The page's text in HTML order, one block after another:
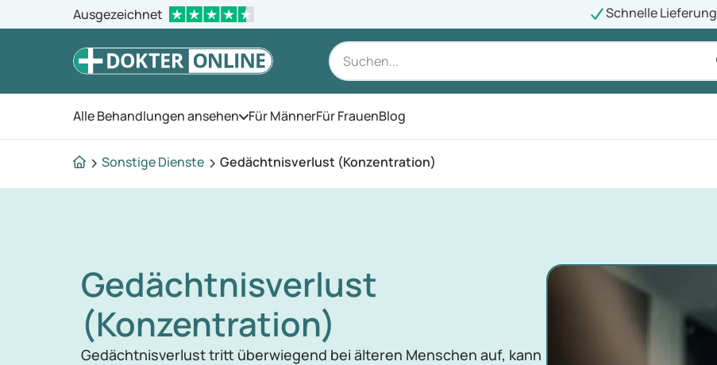
Ausgezeichnet Schnelle Lieferung
Alle Behandlungen ansehen Öffnen Sie das Menü
Für MännerFür FrauenBlog
Sonstige Dienste Gedächtnisverlust (Konzentration)
Gedächtnisverlust
(Konzentration)
Gedächtnisverlust tritt überwiegend bei älteren Menschen auf, kann